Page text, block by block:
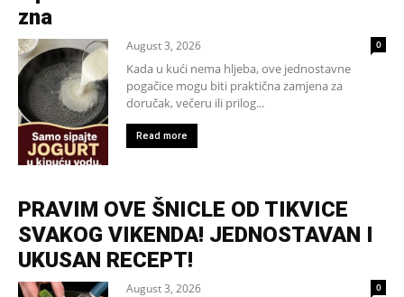
zna
August 3, 2026 0
Kada u kući nema hljeba, ove jednostavne
pogačice mogu biti praktična zamjena za
doručak, večeru ili prilog...
Read more
PRAVIM OVE ŠNICLE OD TIKVICE
SVAKOG VIKENDA! JEDNOSTAVAN I
UKUSAN RECEPT!
August 3, 2026 0